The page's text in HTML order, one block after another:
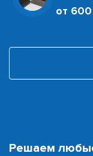
от
Решаем